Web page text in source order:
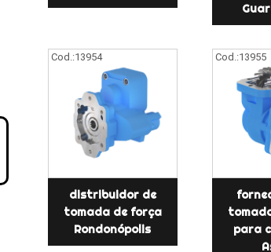
Cod.:13954
distribuidor de
tomada de força
Rondonópolis
Cod.:13955
para